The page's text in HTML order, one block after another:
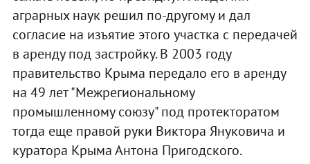
аграрных наук решил по-другому и дал
согласие на изъятие этого участка с передачей
в аренду под застройку. В 2003 году
правительство Крыма передало его в аренду
на 49 лет "Межрегиональному
промышленному союзу" под протекторатом
тогда еще правой руки Виктора Януковича и
куратора Крыма Антона Пригодского.